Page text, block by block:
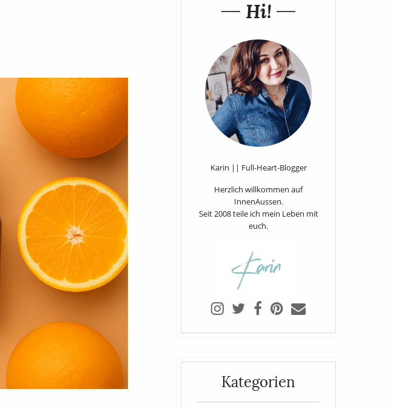
Hi!
Karin || Full-Heart-Blogger
Herzlich willkommen auf
InnenAussen.
Seit 2008 teile ich mein Leben mit
euch.
Kategorien